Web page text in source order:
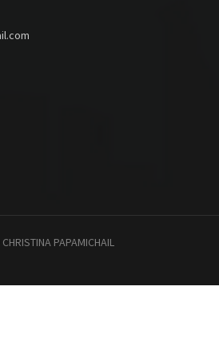
PAPAMICHAIL